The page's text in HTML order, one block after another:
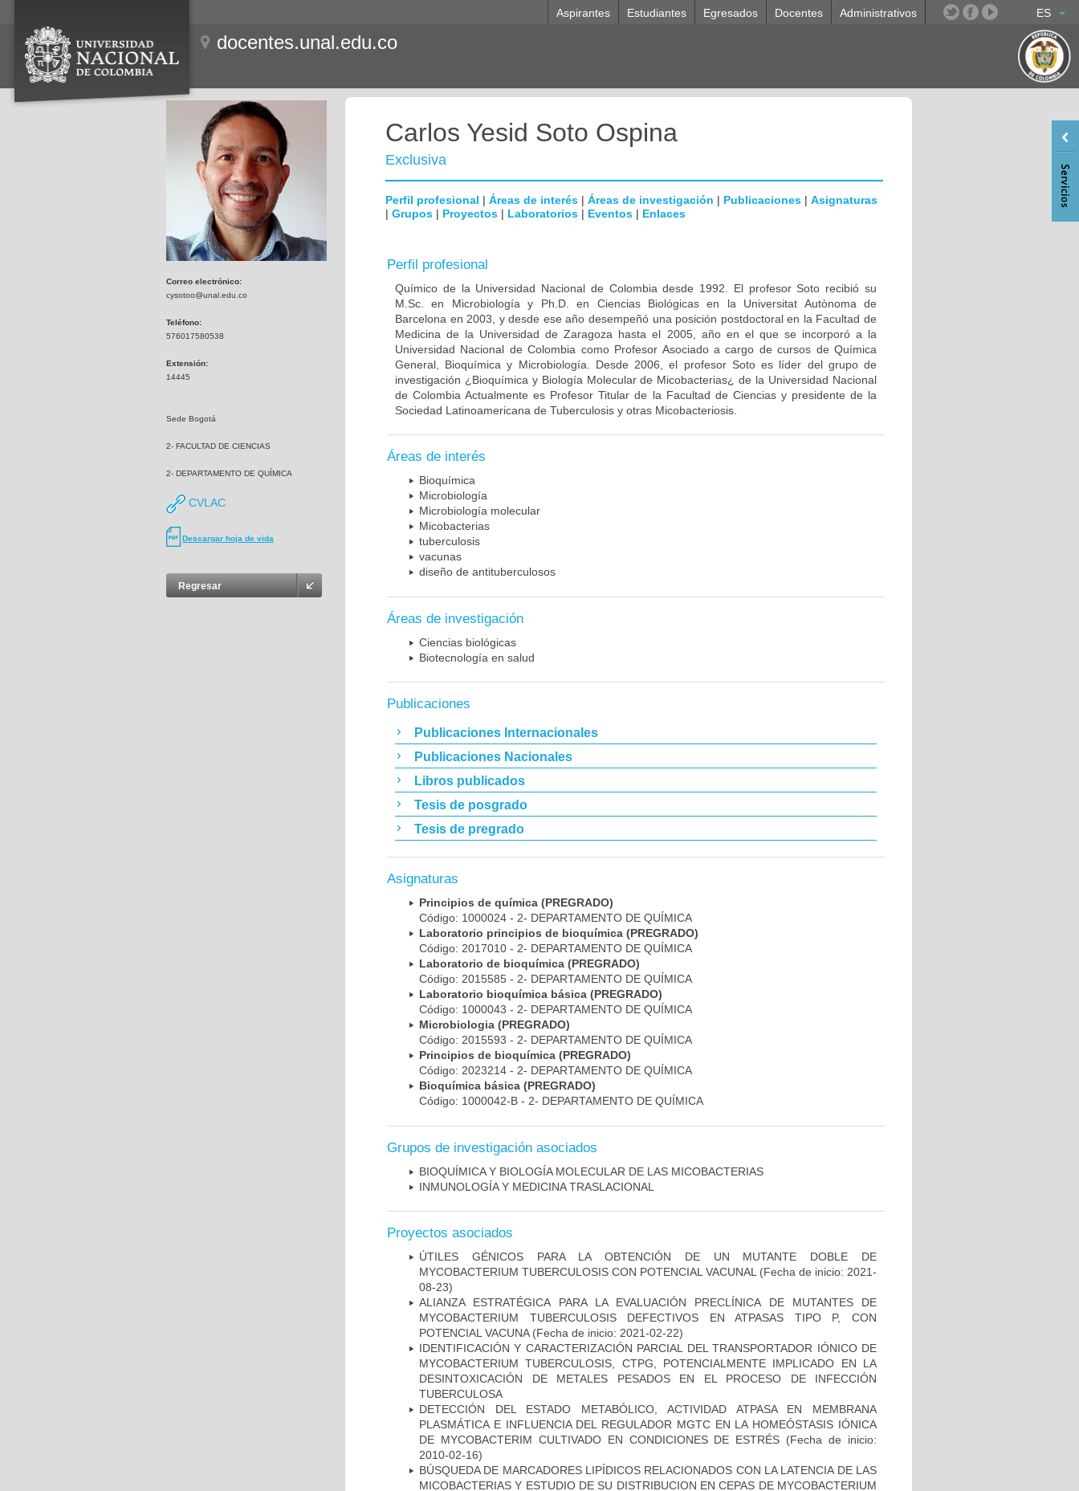
ES
Aspirantes Estudiantes Egresados Docentes Administrativos
docentes.unal.edu.co
Correo electrónico:
cysotoo@unal.edu.co
Teléfono:
576017580538
Extensión:
14445
Sede Bogotá
2- FACULTAD DE CIENCIAS
2- DEPARTAMENTO DE QUÍMICA
CVLAC
Descargar hoja de vida
Regresar
Carlos Yesid Soto Ospina
Exclusiva
Perfil profesional | Áreas de interés | Áreas de investigación | Publicaciones | Asignaturas
| Grupos | Proyectos | Laboratorios | Eventos | Enlaces
Perfil profesional
Químico de la Universidad Nacional de Colombia desde 1992. El profesor Soto recibió su
M.Sc. en Microbiología y Ph.D. en Ciencias Biológicas en la Universitat Autònoma de
Barcelona en 2003, y desde ese año desempeñó una posición postdoctoral en la Facultad de
Medicina de la Universidad de Zaragoza hasta el 2005, año en el que se incorporó a la
Universidad Nacional de Colombia como Profesor Asociado a cargo de cursos de Química
General, Bioquímica y Microbiología. Desde 2006, el profesor Soto es líder del grupo de
investigación ¿Bioquímica y Biología Molecular de Micobacterias¿ de la Universidad Nacional
de Colombia Actualmente es Profesor Titular de la Facultad de Ciencias y presidente de la
Sociedad Latinoamericana de Tuberculosis y otras Micobacteriosis.
Áreas de interés
Bioquímica
Microbiología
Microbiología molecular
Micobacterias
tuberculosis
vacunas
diseño de antituberculosos
Áreas de investigación
Ciencias biológicas
Biotecnología en salud
Publicaciones
Publicaciones Internacionales
Publicaciones Nacionales
Libros publicados
Tesis de posgrado
Tesis de pregrado
Asignaturas
Principios de química (PREGRADO)
Código: 1000024 - 2- DEPARTAMENTO DE QUÍMICA
Laboratorio principios de bioquímica (PREGRADO)
Código: 2017010 - 2- DEPARTAMENTO DE QUÍMICA
Laboratorio de bioquímica (PREGRADO)
Código: 2015585 - 2- DEPARTAMENTO DE QUÍMICA
Laboratorio bioquímica básica (PREGRADO)
Código: 1000043 - 2- DEPARTAMENTO DE QUÍMICA
Microbiologia (PREGRADO)
Código: 2015593 - 2- DEPARTAMENTO DE QUÍMICA
Principios de bioquímica (PREGRADO)
Código: 2023214 - 2- DEPARTAMENTO DE QUÍMICA
Bioquímica básica (PREGRADO)
Código: 1000042-B - 2- DEPARTAMENTO DE QUÍMICA
Grupos de investigación asociados
BIOQUÍMICA Y BIOLOGÍA MOLECULAR DE LAS MICOBACTERIAS
INMUNOLOGÍA Y MEDICINA TRASLACIONAL
Proyectos asociados
ÚTILES GÉNICOS PARA LA OBTENCIÓN DE UN MUTANTE DOBLE DE
MYCOBACTERIUM TUBERCULOSIS CON POTENCIAL VACUNAL (Fecha de inicio: 2021-
08-23)
ALIANZA ESTRATÉGICA PARA LA EVALUACIÓN PRECLÍNICA DE MUTANTES DE
MYCOBACTERIUM TUBERCULOSIS DEFECTIVOS EN ATPASAS TIPO P, CON
POTENCIAL VACUNA(Fecha de inicio: 2021-02-22)
IDENTIFICACIÓN Y CARACTERIZACIÓN PARCIAL DEL TRANSPORTADOR IÓNICO DE
MYCOBACTERIUM TUBERCULOSIS, CTPG, POTENCIALMENTE IMPLICADO EN LA
DESINTOXICACIÓN DE METALES PESADOS EN EL PROCESO DE INFECCIÓN
TUBERCULOSA
DETECCIÓN DEL ESTADO METABÓLICO, ACTIVIDAD ATPASA EN MEMBRANA
PLASMÁTICA E INFLUENCIA DEL REGULADOR MGTC EN LA HOMEÓSTASIS IÓNICA
DE MYCOBACTERIM CULTIVADO EN CONDICIONES DE ESTRÉS (Fecha de inicio:
2010-02-16)
BÚSQUEDA DE MARCADORES LIPÍDICOS RELACIONADOS CON LA LATENCIA DE LAS
MICOBACTERIAS Y ESTUDIO DE SU DISTRIBUCION EN CEPAS DE MYCOBACTERIUM